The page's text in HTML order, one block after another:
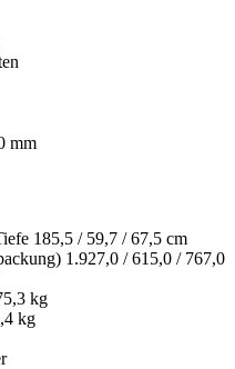
mm
185,5 / 59,7 / 67,5 cm
1.927,0 / 615,0 / 767,0
kg
kg